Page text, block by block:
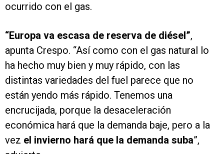
ocurrido con el gas.
“Europa va escasa de reserva de diésel”,
apunta Crespo. “Así como con el gas natural lo
ha hecho muy bien y muy rápido, con las
distintas variedades del fuel parece que no
están yendo más rápido. Tenemos una
encrucijada, porque la desaceleración
económica hará que la demanda baje, pero a la
vez el invierno hará que la demanda suba”,